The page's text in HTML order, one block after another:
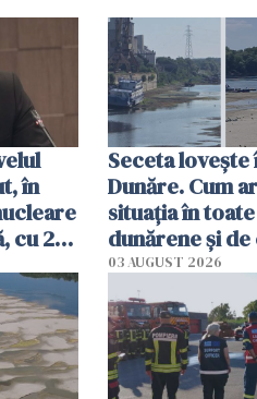
în
cu 2
Seceta
Dunăre. Cum
situația în
dunărene și de
România
efectele, deși a
în iulie
03 AUGUST 2026